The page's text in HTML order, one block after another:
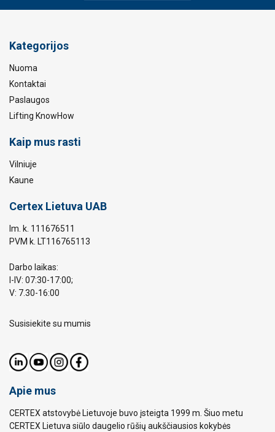
Kategorijos
Nuoma
Kontaktai
Paslaugos
Lifting KnowHow
Kaip mus rasti
Vilniuje
Kaune
Certex Lietuva UAB
Im. k. 111676511
PVM k. LT116765113
Darbo laikas:
I-IV: 07:30-17:00;
V: 7.30-16:00
Susisiekite su mumis
Apie mus
CERTEX atstovybė Lietuvoje buvo įsteigta 1999 m. Šiuo metu
CERTEX Lietuva siūlo daugelio rūšių aukščiausios kokybės